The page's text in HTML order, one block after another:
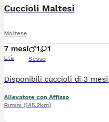
Cuccioli Maltesi
Maltese
7 mesi
Età
1 1
Sesso
Allevatore con Affisso
Rimini (145.2km)